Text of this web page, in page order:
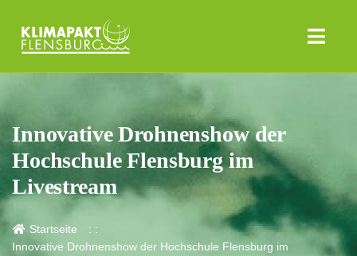
Innovative Drohnenshow der
Hochschule Flensburg im
Livestream
Startseite
Innovative Drohnenshow der Hochschule Flensburg im